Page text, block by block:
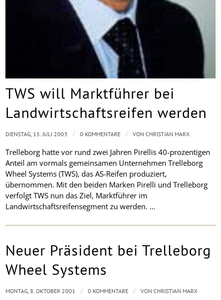
TWS will Marktführer bei
Landwirtschaftsreifen werden
Trelleborg hatte vor rund zwei Jahren Pirellis 40-prozentigen
Anteil am vormals gemeinsamen Unternehmen Trelleborg
Wheel Systems (TWS), das AS-Reifen produziert,
übernommen. Mit den beiden Marken Pirelli und Trelleborg
verfolgt TWS nun das Ziel, Marktführer im
Landwirtschaftsreifensegment zu werden. …
DIENSTAG, 15. JULI 2003 / 0 KOMMENTARE / VONCHRISTIAN MARX
Neuer Präsident bei Trelleborg
Wheel Systems
MONTAG, 8. OKTOBER 2001 / 0 KOMMENTARE / VONCHRISTIAN MARX